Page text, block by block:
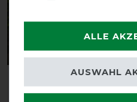
Fly Protect -
ALLE
AUSWAHL